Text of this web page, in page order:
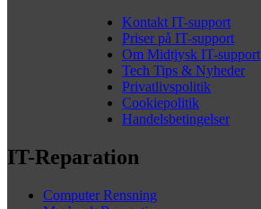
Kontakt IT-support
Priser på IT-support
Om Midtjysk IT-support
Tech Tips & Nyheder
Privatlivspolitik
Cookiepolitik
Handelsbetingelser
IT-Reparation
Computer Rensning